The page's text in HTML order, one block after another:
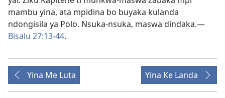
mambu yina, ata mpidina bo buyaka kulanda
ndongisila ya Polo. Nsuka-nsuka, maswa dindaka.—
Bisalu 27:13-44.
Yina Me Luta Yina Ke Landa